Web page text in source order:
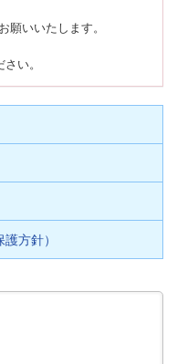
いいたします。
い。
方針）